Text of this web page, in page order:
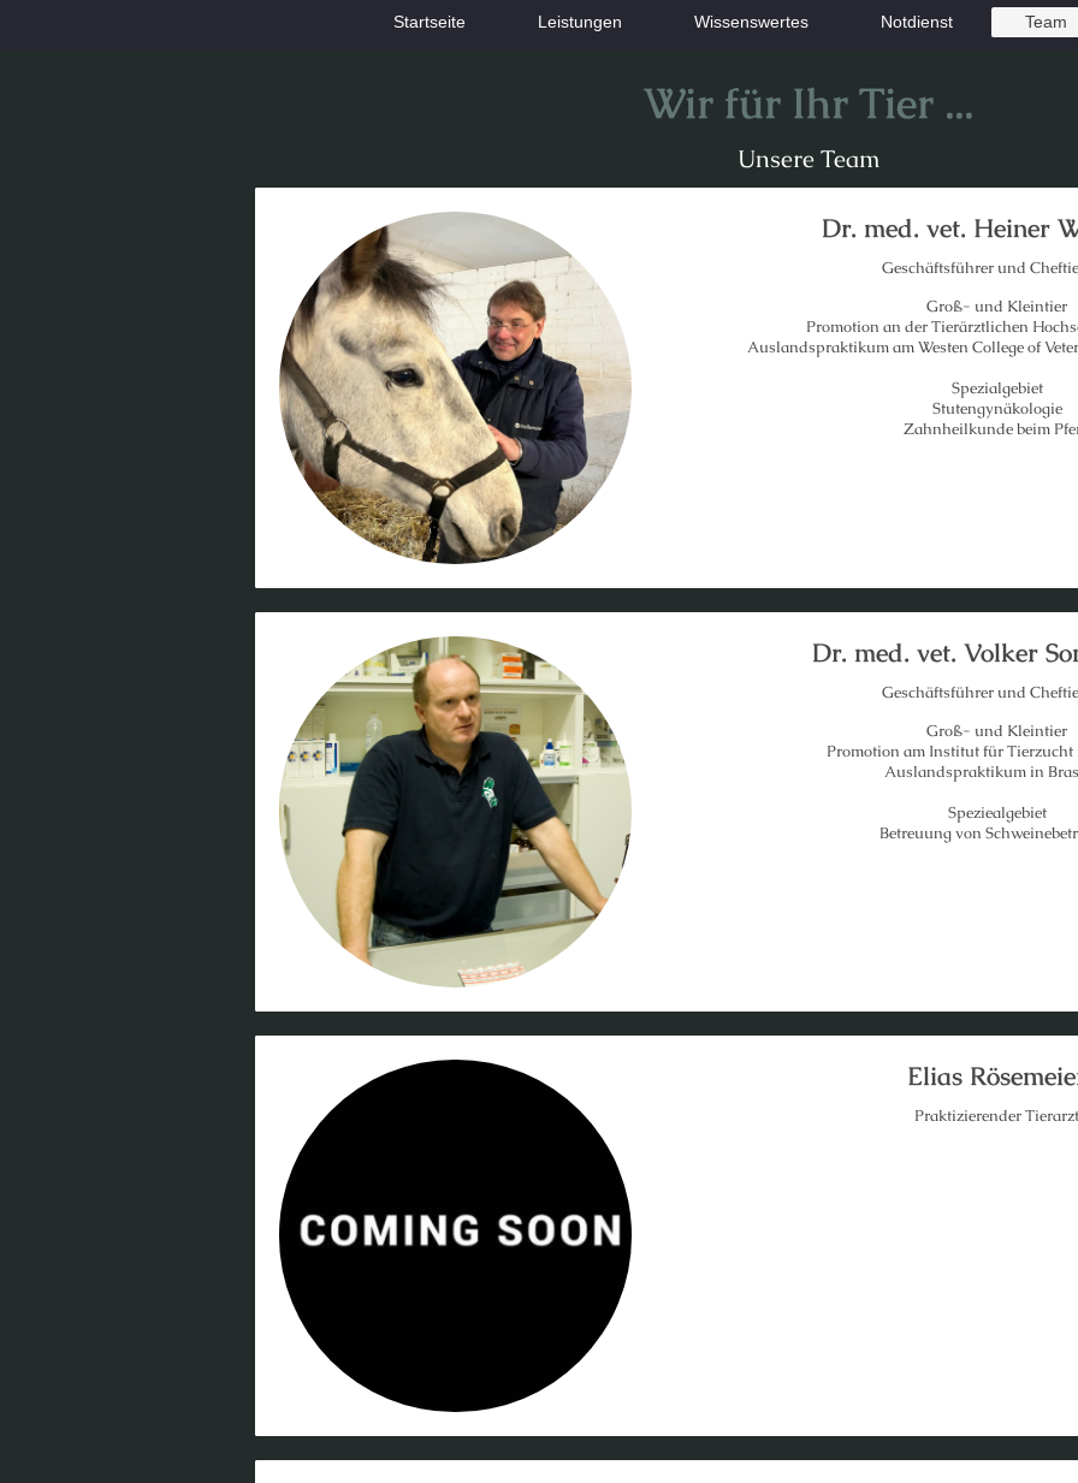
Startseite Leistungen Wissenswertes Notdienst Team
Wir für Ihr Tier ...
UnsereTeam
Dr. med. vet. Heiner
Geschäftsführer und
Groß- und Kleintier
Promotion an der Tierärztlichen
Auslandspraktikum am Westen College of
Spezialgebiet
Stutengynäkologie
Zahnheilkunde beim
Dr. med. vet. Volker
Geschäftsführer und
Groß- und Kleintier
Promotion am Institut für Tierzucht
Auslandspraktikum in
Speziealgebiet
Betreuung von
Elias
Praktizierender